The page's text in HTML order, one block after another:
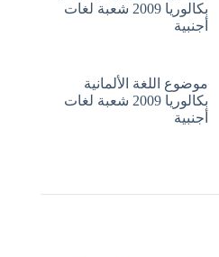
بكالوريا 2009 شعبة لغات
أجنبية
موضوع اللغة الألمانية
بكالوريا 2009 شعبة لغات
أجنبية